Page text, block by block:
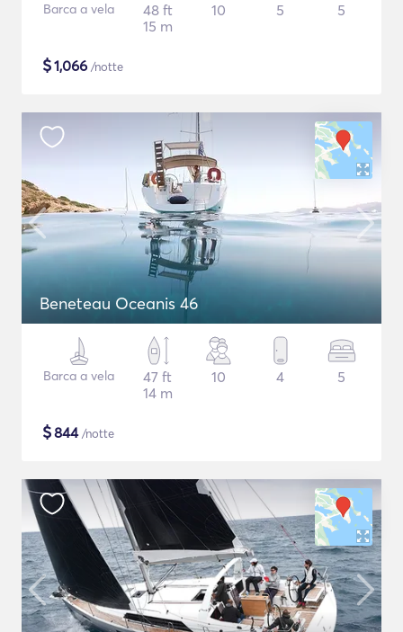
Barca a vela
48 ft
15 m
10 5 5
$1,066 /notte
Beneteau Oceanis 46
Barca a vela
47 ft
14 m
10 4 5
$844/notte